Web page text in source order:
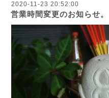
2020-11-23 20:52:00
営業時間変更のお知らせ。